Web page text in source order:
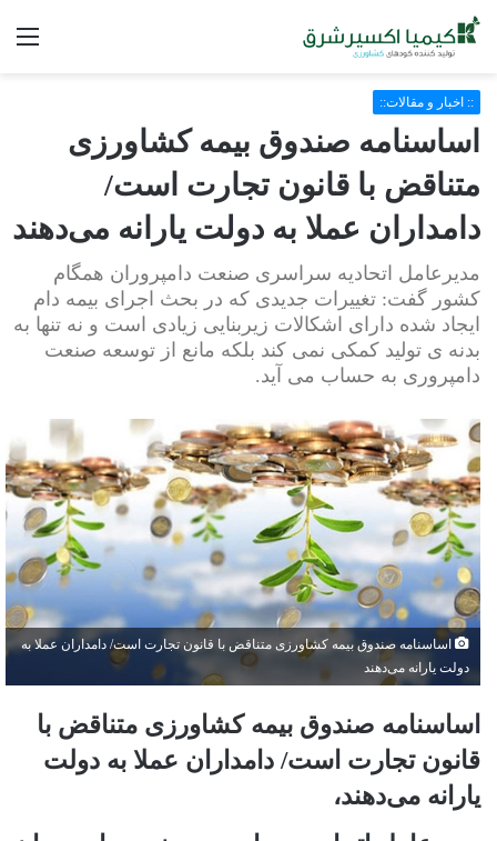
:: اخبار و مقالات::
اساسنامه صندوق بیمه کشاورزی
متناقض با قانون تجارت است/
دامداران عملا به دولت یارانه می‌دهند
مدیرعامل اتحادیه سراسری صنعت دامپروران همگام
کشور گفت: تغییرات جدیدی که در بحث اجرای بیمه دام
ایجاد شده دارای اشکالات زیربنایی زیادی است و نه تنها به
بدنه ی تولید کمکی نمی کند بلکه مانع از توسعه صنعت
دامپروری به حساب می آید.
اساسنامه صندوق بیمه کشاورزی متناقض با قانون تجارت است/ دامداران عملا به
دولت یارانه می‌دهند
اساسنامه صندوق بیمه کشاورزی متناقض با
قانون تجارت است/ دامداران عملا به دولت
یارانه می‌دهند،